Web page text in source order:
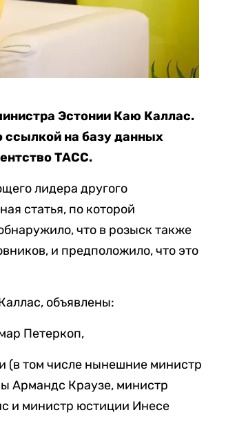
Эстонии Каю Каллас.
ссылкой на базу данных
ТАСС.
лидера другого
статья, по которой
что в розыск также
и предположило, что это
объявлены:
Петеркоп,
(в том числе нынешние министр
Армандс Краузе, министр
и министр юстиции Инесе